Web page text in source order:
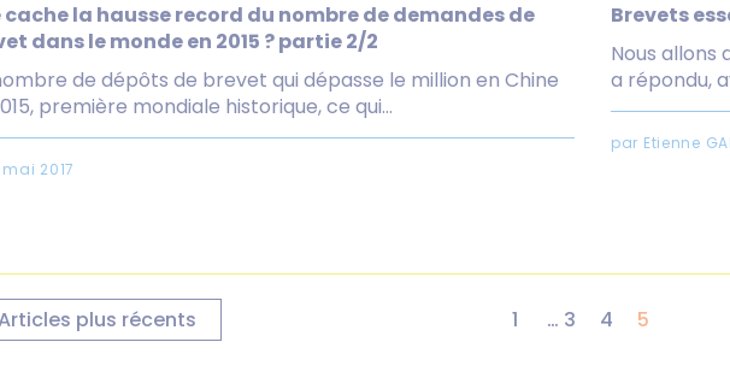
cache la hausse record du nombre de demandes de
dans le monde en 2015 ? partie 2/2
de dépôts de brevet qui dépasse le million en Chine
première mondiale historique, ce qui...
2017
Brevets
Nous allons
a répondu,
par Etienne
plus récents 1 … 3 4 5